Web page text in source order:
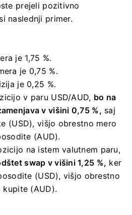
prejeli pozitivno
naslednji primer.
je 1,75 %.
je 0,75 %.
je 0,25 %.
v paru USD/AUD, bo na
v višini 0,75 %, saj
(USD), višjo obrestno mero
(AUD).
na istem valutnem paru,
swap v višini 1,25 %, ker
(USD), višjo obrestno
(AUD).